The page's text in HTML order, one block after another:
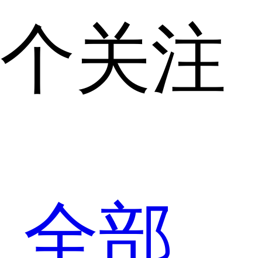
个关注
全部